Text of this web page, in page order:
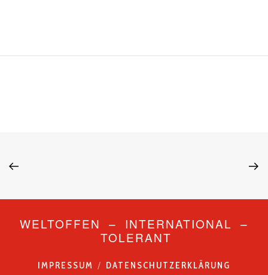
WELTOFFEN – INTERNATIONAL –
TOLERANT
IMPRESSUM DATENSCHUTZERKLÄRUNG